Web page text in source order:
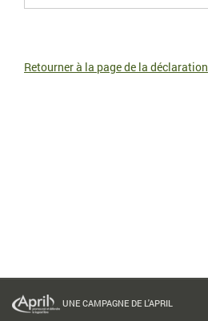
Retourner à la page de la déclaration
UNE CAMPAGNE DE L'APRIL